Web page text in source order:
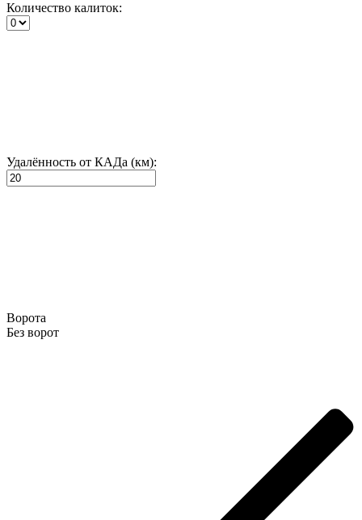
Количество калиток:
Удалённость от КАДа (км):
Ворота
Без ворот